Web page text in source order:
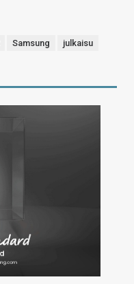
Samsung
julkaisu